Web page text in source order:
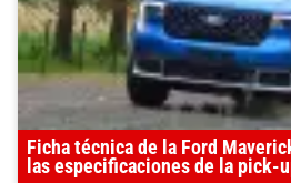
Ficha técnica de la Ford
las especificaciones de la pick-